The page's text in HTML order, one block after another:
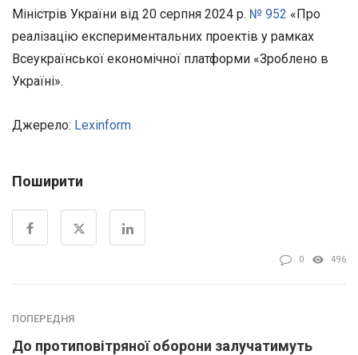
Міністрів України від 20 серпня 2024 р. № 952 «Про
реалізацію експериментальних проектів у рамках
Всеукраїнської економічної платформи «Зроблено в
Україні».
Джерело: Lexinform
Поширити
0 496
ПОПЕРЕДНЯ
До протиповітряної оборони залучатимуть